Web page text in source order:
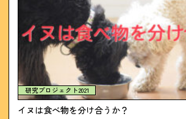
研究プロジェクト2021
イヌは食べ物を分け合うか？